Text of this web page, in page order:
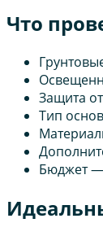
Что
Защита
Тип
Бюджет —